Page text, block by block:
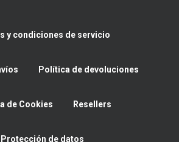
y condiciones de servicio
Política de devoluciones
de Cookies Resellers
Protección de datos